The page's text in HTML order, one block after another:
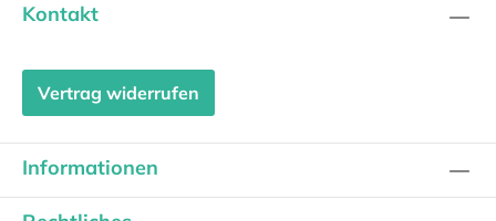
Kontakt
Vertrag widerrufen
Informationen